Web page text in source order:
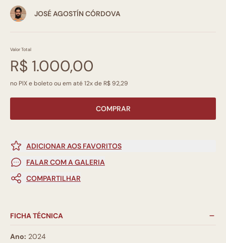
JOSÉ AGOSTÍN CÓRDOVA
Valor Total
R$ 1.000,00
no PIX e boleto ou em até 12x de R$ 92,29
COMPRAR
ADICIONAR AOS FAVORITOS
FALAR COM A GALERIA
COMPARTILHAR
FICHA TÉCNICA
Ano: 2024